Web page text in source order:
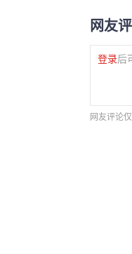
网友
登录后
网友评论